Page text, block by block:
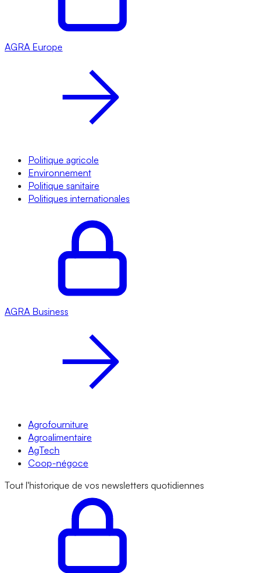
AGRA Europe
Politique agricole
Environnement
Politique sanitaire
Politiques internationales
AGRA Business
Agrofourniture
Agroalimentaire
AgTech
Coop-négoce
Tout l'historique de vos newsletters quotidiennes